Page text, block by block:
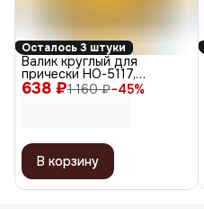
Осталось 3 штуки
638 ₽1 160 ₽−45%
Валик круглый для
прически НО-5117,
блондин, 14 см
В корзину